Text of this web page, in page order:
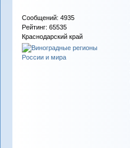
Сообщений: 4935
Рейтинг: 65535
Краснодарский край